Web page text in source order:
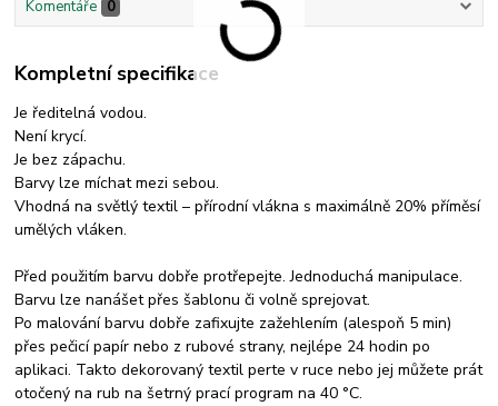
Komentáře 0
Kompletní specifikace
Je ředitelná vodou.
Není krycí.
Je bez zápachu.
Barvy lze míchat mezi sebou.
Vhodná na světlý textil – přírodní vlákna s maximálně 20% příměsí
umělých vláken.
Před použitím barvu dobře protřepejte. Jednoduchá manipulace.
Barvu lze nanášet přes šablonu či volně sprejovat.
Po malování barvu dobře zafixujte zažehlením (alespoň 5 min)
přes pečicí papír nebo z rubové strany, nejlépe 24 hodin po
aplikaci. Takto dekorovaný textil perte v ruce nebo jej můžete prát
otočený na rub na šetrný prací program na 40 °C.